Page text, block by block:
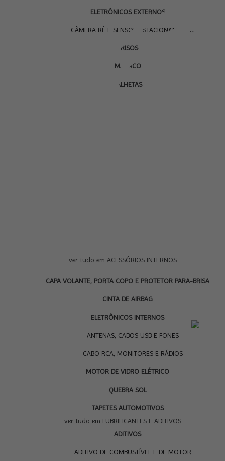
ELETRÔNICOS EXTERNOS
CÂMERA RÉ E SENSOR ESTACIONAMENTO
FRISOS
MACACO
PALHETAS
ver tudo em ACESSÓRIOS INTERNOS
CAPA VOLANTE, PORTA COPO E PROTETOR PARA-BRISA
CINTA DE AIRBAG
ELETRÔNICOS INTERNOS
ANTENAS, CABOS USB E FONES
CABO RCA, MONITORES E RÁDIOS
MOTOR DE VIDRO ELÉTRICO
QUEBRA SOL
TAPETES AUTOMOTIVOS
ver tudo em LUBRIFICANTES E ADITIVOS
ADITIVOS
ADITIVO DE COMBUSTÍVEL E DE MOTOR